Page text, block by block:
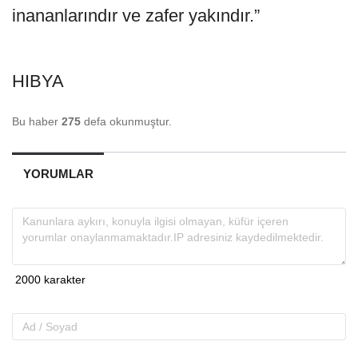
inananlarındır ve zafer yakındır.”
HIBYA
Bu haber 275 defa okunmuştur.
YORUMLAR